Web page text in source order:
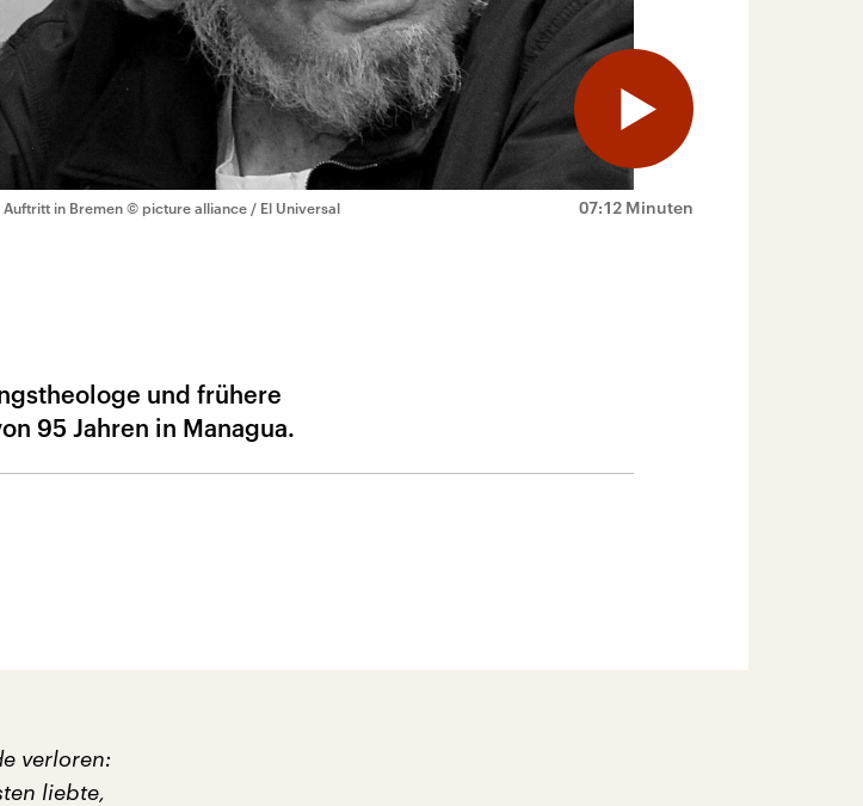
07:12 Minuten
Auftritt in Bremen © picture alliance / El Universal
und frühere
95 Jahren in Managua.
verloren:
liebte,